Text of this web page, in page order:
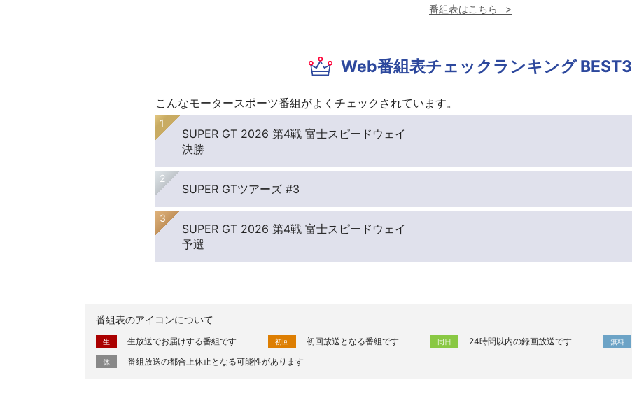
番組表はこちら
Web番組表チェックランキング BEST3
こんなモータースポーツ番組がよくチェックされています。
SUPER GT 2026 第4戦 富士スピードウェイ
決勝
SUPER GTツアーズ #3
SUPER GT 2026 第4戦 富士スピードウェイ
予選
番組表のアイコンについて
生 生放送でお届けする番組です 初回 初回放送となる番組です 同日 24時間以内の録画放送です 無料
休 番組放送の都合上休止となる可能性があります